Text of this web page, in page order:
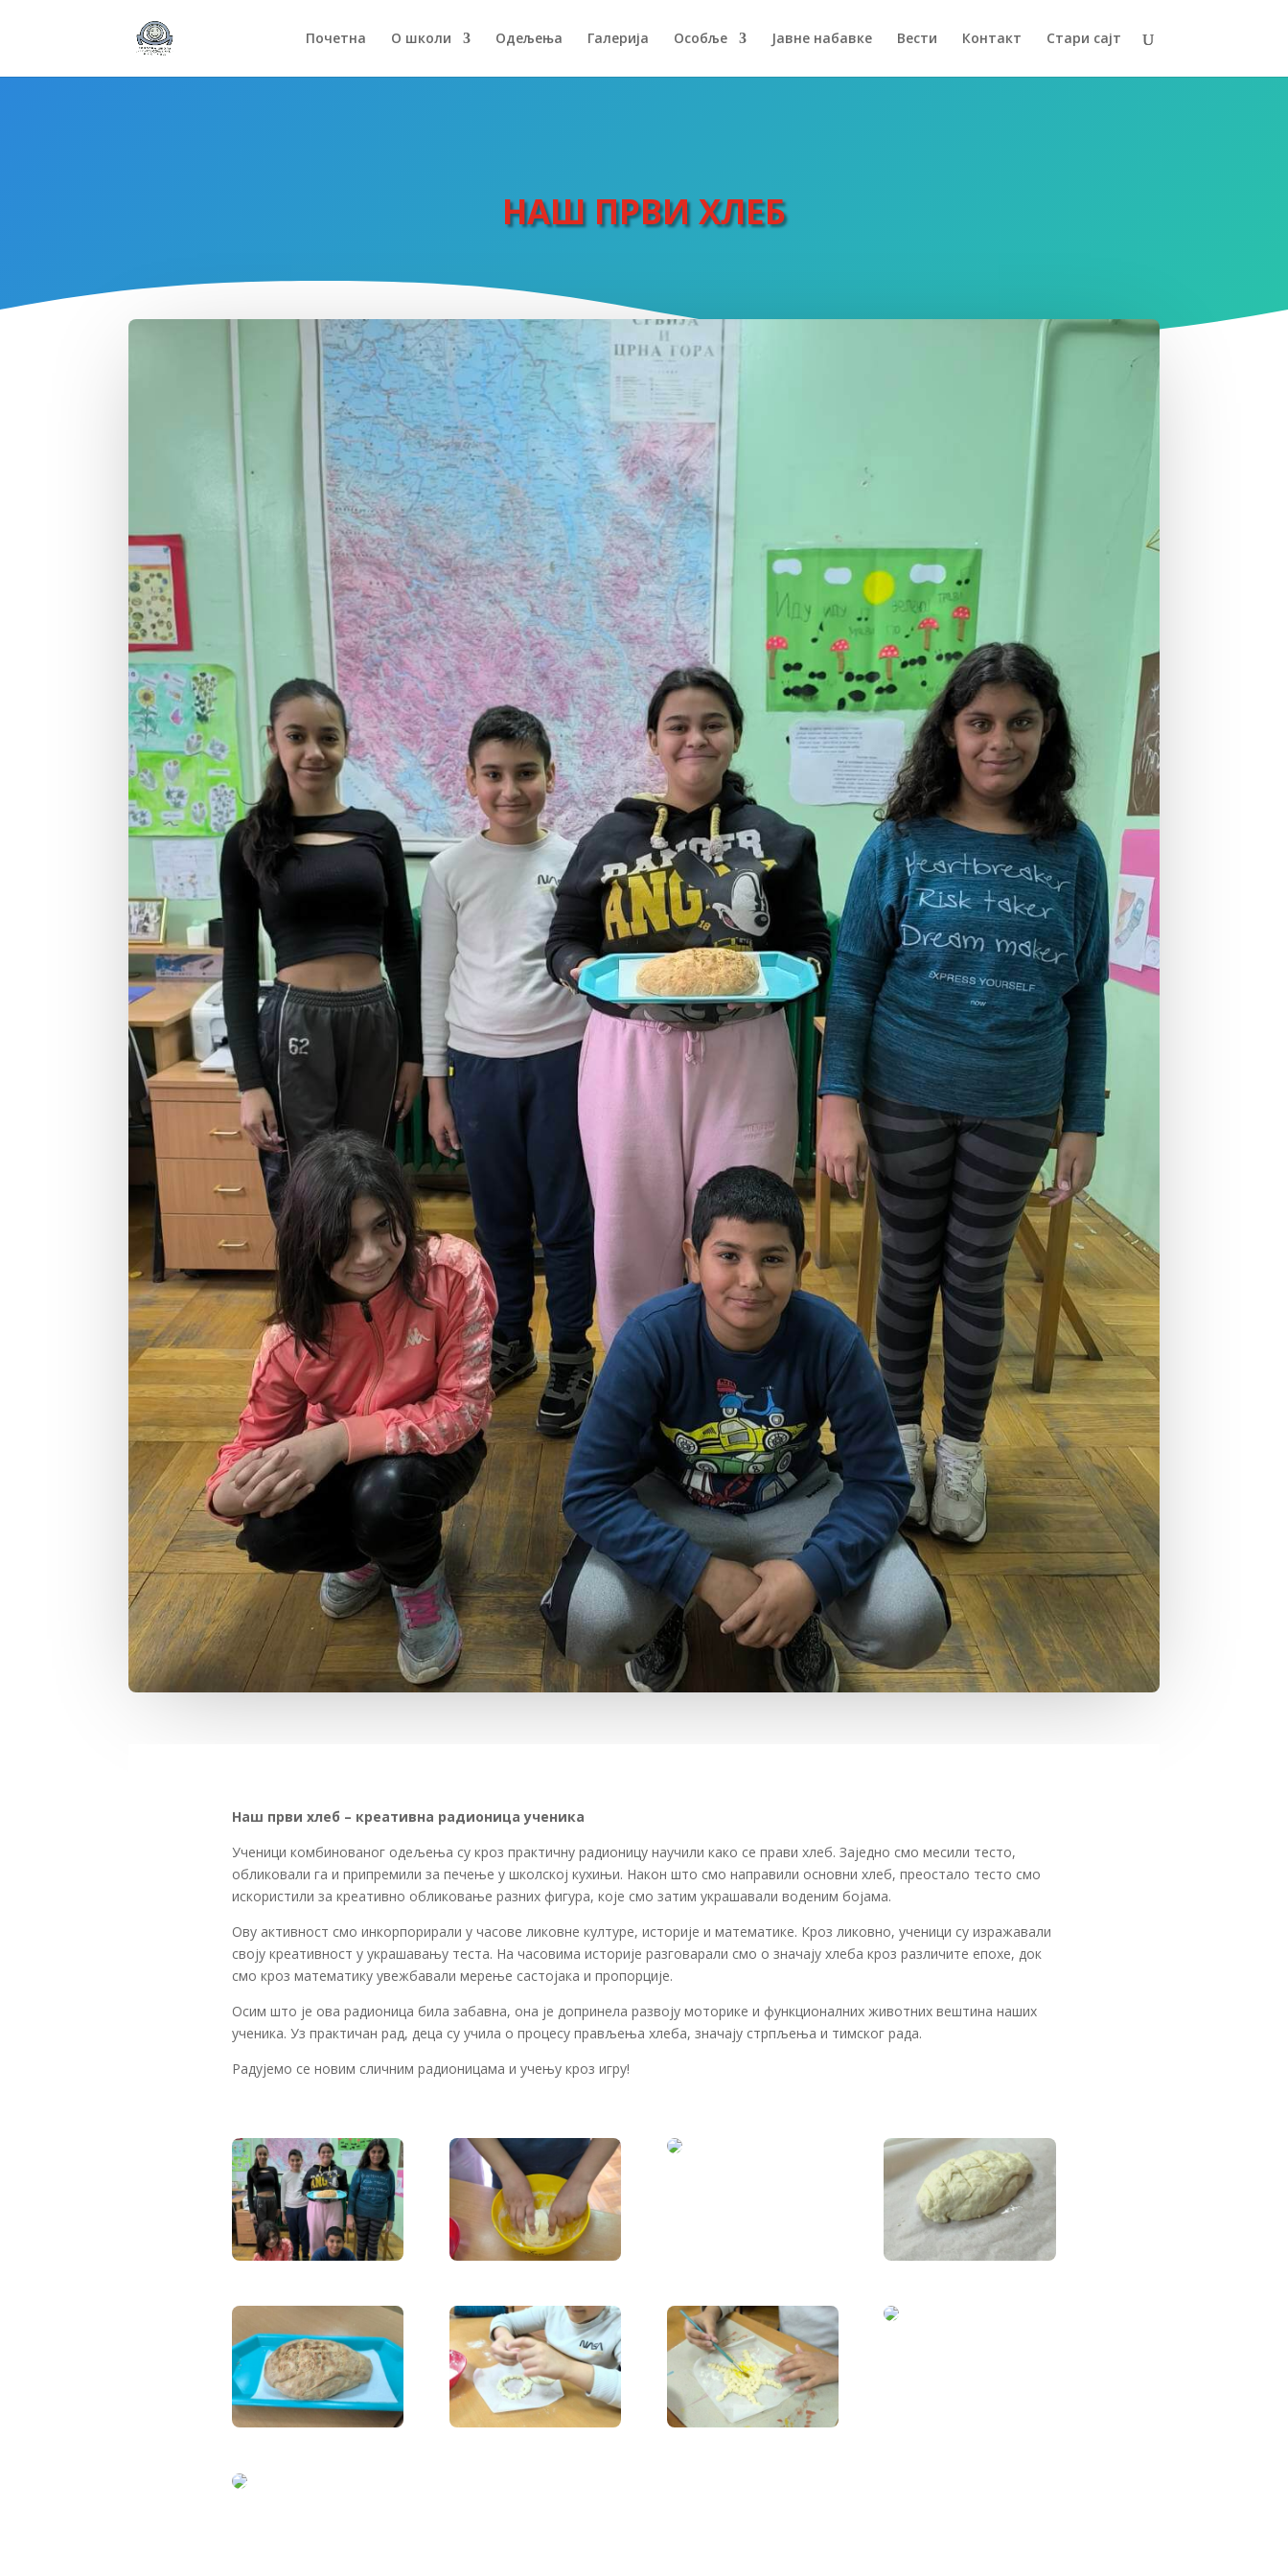
Почетна О школи Одељења Галерија Особље Јавне набавке Вести Контакт Стари сајт
НАШ ПРВИ ХЛЕБ
Наш први хлеб – креативна радионица ученика
Ученици комбинованог одељења су кроз практичну радионицу научили како се прави хлеб. Заједно смо месили тесто,
обликовали га и припремили за печење у школској кухињи. Након што смо направили основни хлеб, преостало тесто смо
искористили за креативно обликовање разних фигура, које смо затим украшавали воденим бојама.
Ову активност смо инкорпорирали у часове ликовне културе, историје и математике. Кроз ликовно, ученици су изражавали
своју креативност у украшавању теста. На часовима историје разговарали смо о значају хлеба кроз различите епохе, док
смо кроз математику увежбавали мерење састојака и пропорције.
Осим што је ова радионица била забавна, она је допринела развоју моторике и функционалних животних вештина наших
ученика. Уз практичан рад, деца су учила о процесу прављења хлеба, значају стрпљења и тимског рада.
Радујемо се новим сличним радионицама и учењу кроз игру!